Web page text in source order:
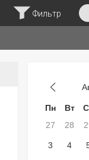
Фильтр
Пн Вт
27
28
3 4